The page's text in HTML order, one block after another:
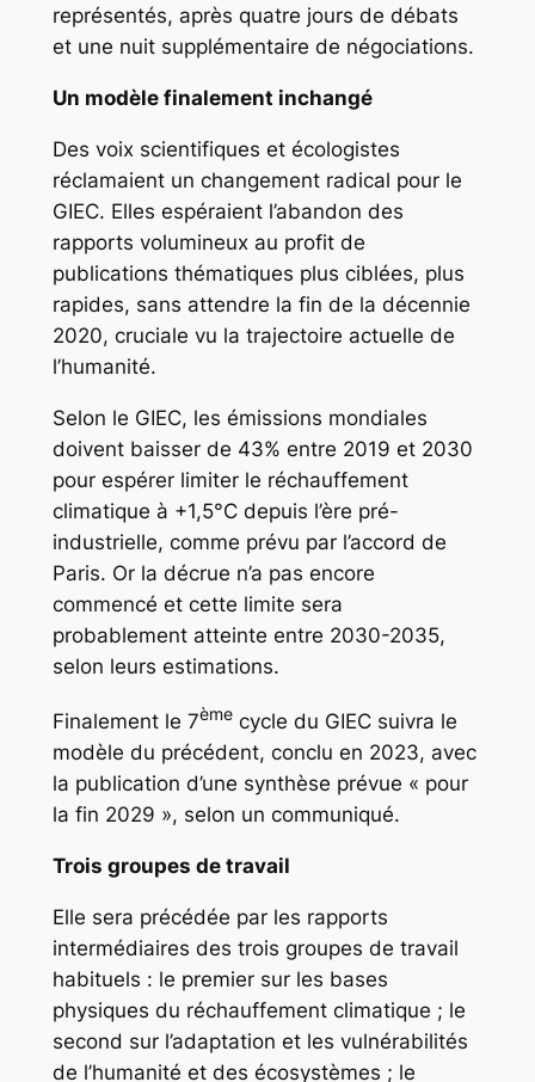
représentés, après quatre jours de débats
et une nuit supplémentaire de négociations.
Un modèle finalement inchangé
Des voix scientifiques et écologistes
réclamaient un changement radical pour le
GIEC. Elles espéraient l’abandon des
rapports volumineux au profit de
publications thématiques plus ciblées, plus
rapides, sans attendre la fin de la décennie
2020, cruciale vu la trajectoire actuelle de
l’humanité.
Selon le GIEC, les émissions mondiales
doivent baisser de 43% entre 2019 et 2030
pour espérer limiter le réchauffement
climatique à +1,5°C depuis l’ère pré-
industrielle, comme prévu par l’accord de
Paris. Or la décrue n’a pas encore
commencé et cette limite sera
probablement atteinte entre 2030-2035,
selon leurs estimations.
Finalement le 7èmecycle du GIEC suivra le
modèle du précédent, conclu en 2023, avec
la publication d’une synthèse prévue « pour
la fin 2029 », selon un communiqué.
Trois groupes de travail
Elle sera précédée par les rapports
intermédiaires des trois groupes de travail
habituels : le premier sur les bases
physiques du réchauffement climatique ; le
second sur l’adaptation et les vulnérabilités
de l’humanité et des écosystèmes ; le